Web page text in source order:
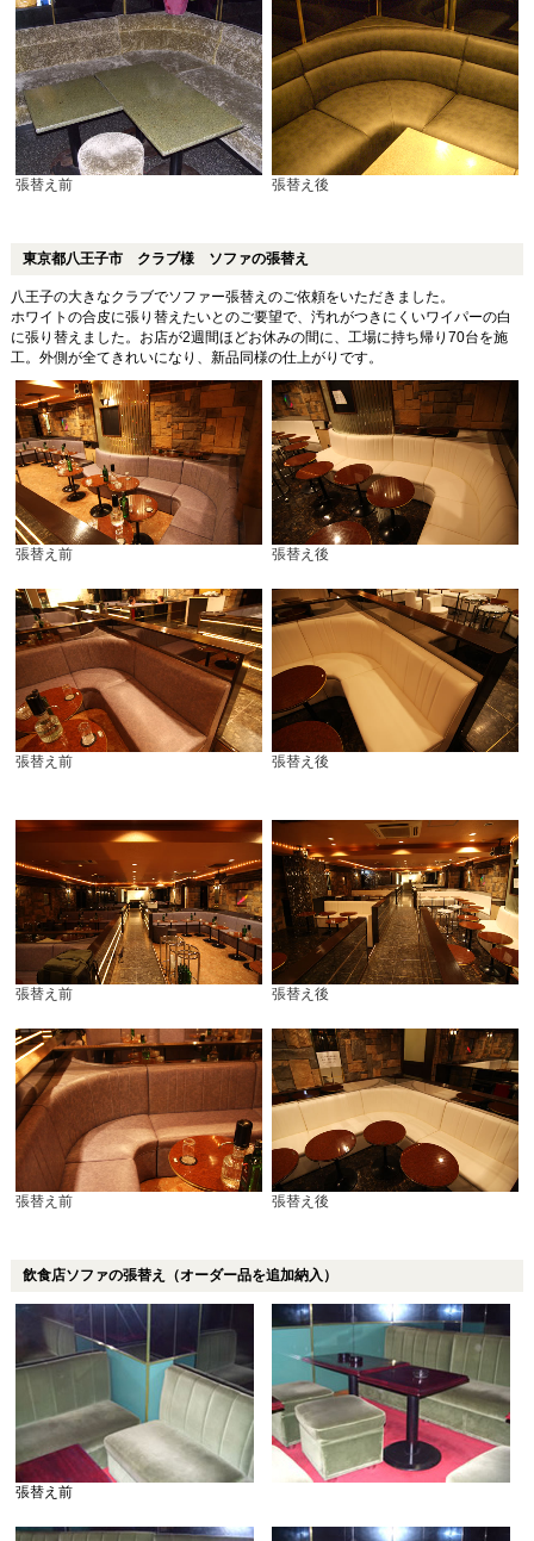
張替え前 張替え後
東京都八王子市 クラブ様 ソファの張替え
八王子の大きなクラブでソファー張替えのご依頼をいただきました。
ホワイトの合皮に張り替えたいとのご要望で、汚れがつきにくいワイパーの白
に張り替えました。お店が2週間ほどお休みの間に、工場に持ち帰り70台を施
工。外側が全てきれいになり、新品同様の仕上がりです。
張替え前 張替え後
張替え前 張替え後
張替え前 張替え後
張替え前 張替え後
飲食店ソファの張替え（オーダー品を追加納入）
張替え前